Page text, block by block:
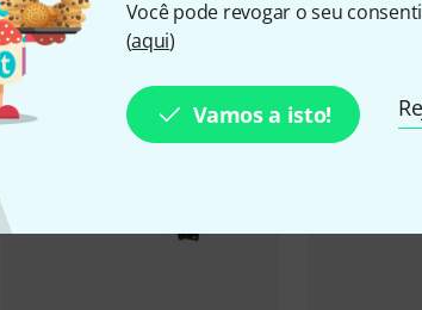
Você pode revogar o seu
(aqui)
Vamos a isto!